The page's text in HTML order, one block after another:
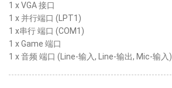
1 x VGA 接口
1 x 并行端口 (LPT1)
1 x串行 端口 (COM1)
1 x Game 端口
1 x 音频 端口 (Line-输入, Line-输出, Mic-输入)